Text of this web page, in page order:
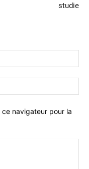
studie
:*
:*
ce navigateur pour la